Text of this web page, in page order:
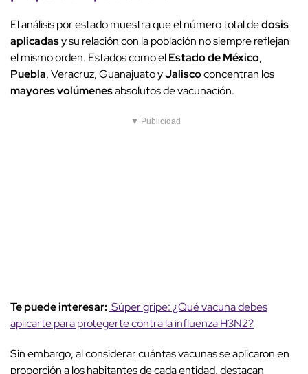
El análisis por estado muestra que el número total dedosis
aplicadasy su relación con la población no siempre reflejan
el mismo orden. Estados como elEstado de México,
Puebla, Veracruz, Guanajuato yJaliscoconcentran los
mayores volúmenesabsolutos de vacunación.
▼ Publicidad
Te puede interesar: Súper gripe: ¿Qué vacuna debes
aplicarte para protegerte contra la influenza H3N2?
Sin embargo, al considerar cuántas vacunas se aplicaron en
proporción a los habitantes de cada entidad, destacan